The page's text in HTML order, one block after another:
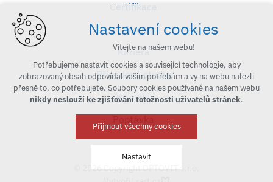
Certifikace
Blog
Kariéra
Případové studie
Kontakt
© 2026 Copyright OPTOVIT s.r.o.
Nastavení cookies
Vítejte na našem webu!
Potřebujeme nastavit cookies a související technologie, aby
zobrazovaný obsah odpovídal vašim potřebám a vy na webu nalezli
přesně to, co potřebujete. Soubory cookies používané na našem webu
nikdy neslouží ke zjišťování totožnosti uživatelů stránek.
Přijmout všechny cookies
Nastavit